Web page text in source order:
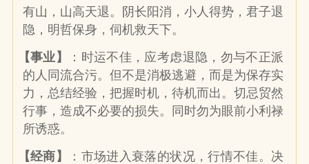
有山，山高天退。阴长阳消，小人得势，君子退
隐，明哲保身，伺机救天下。
【事业】
：时运不佳，应考虑退隐，勿与不正派
的人同流合污。但不是消极逃避，而是为保存实
力，总结经验，把握时机，待机而出。切忌贸然
行事，造成不必要的损失。同时勿为眼前小利禄
所诱惑。
【经商】
：市场进入衰落的状况，行情不佳。决